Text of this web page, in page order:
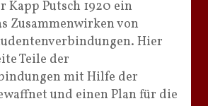
Kapp Putsch 1920 ein
Zusammenwirken von
Hier
Teile der
mit Hilfe der
und einen Plan für die